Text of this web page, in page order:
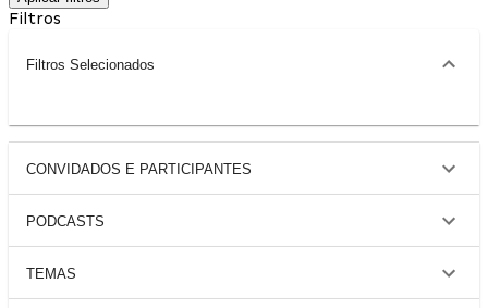
Filtros
Filtros Selecionados
CONVIDADOS E PARTICIPANTES
PODCASTS
TEMAS